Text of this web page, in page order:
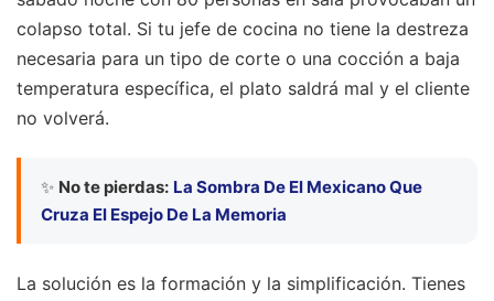
colapso total. Si tu jefe de cocina no tiene la destreza
necesaria para un tipo de corte o una cocción a baja
temperatura específica, el plato saldrá mal y el cliente
no volverá.
✨ No te pierdas: La Sombra De El Mexicano Que
Cruza El Espejo De La Memoria
La solución es la formación y la simplificación. Tienes